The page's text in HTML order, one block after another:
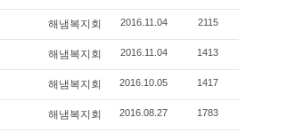
해냄복지회 2016.11.04 2115
해냄복지회 2016.11.04 1413
해냄복지회 2016.10.05 1417
해냄복지회 2016.08.27 1783